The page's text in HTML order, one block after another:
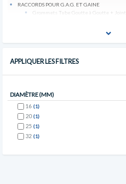
RACCORDS POUR G.A.G. ET GAINE
Grommets Tube Goutte à Goutte + Joints
APPLIQUER LES FILTRES
DIAMÈTRE (MM)
16 (1)
20 (1)
25 (1)
32 (1)